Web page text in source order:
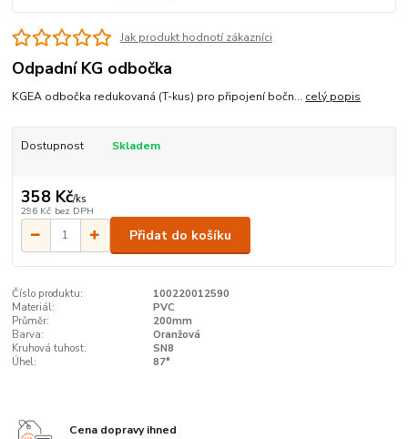
Jak produkt hodnotí zákazníci
Odpadní KG odbočka
KGEA odbočka redukovaná (T-kus) pro připojení bočn... celý popis
Dostupnost Skladem
358 Kč/ks
296 Kč bez DPH
Přidat do košíku
Číslo produktu:
100220012590
Materiál:
PVC
Průměr:
200mm
Barva:
Oranžová
Kruhová tuhost:
SN8
Úhel:
87°
Cena dopravy ihned